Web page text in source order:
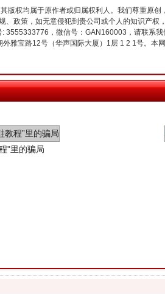
版权均属于原作者或归属权利人。我们尊重原
政策，如无意侵犯到贵公司或个人的知识产权
3555333776，微信号：GAN160003，请联系
雅宝路12号（华声国际大厦）1层 1 2 1号。本